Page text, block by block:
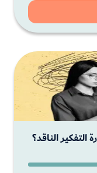
الناقد؟